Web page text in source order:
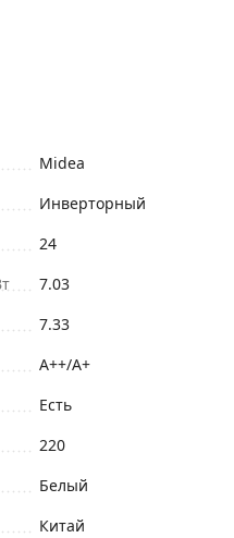
Midea
Инверторный
24
7.03
7.33
A++/A+
Есть
220
Белый
Китай